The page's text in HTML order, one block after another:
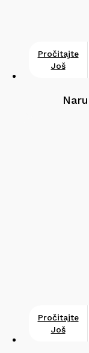
Pročitajte
Još
Pročitajte
Još